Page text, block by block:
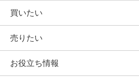
買いたい
売りたい
お役立ち情報